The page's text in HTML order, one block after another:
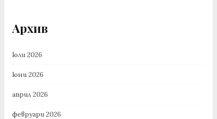
Архив
юли 2026
юни 2026
април 2026
февруари 2026